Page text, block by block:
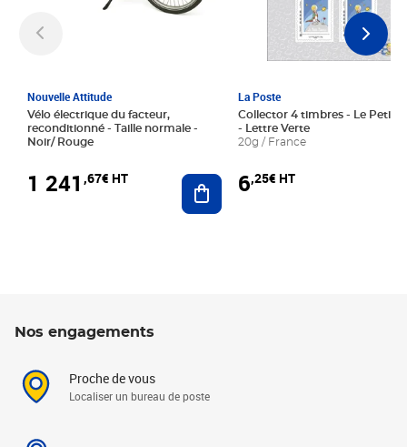
Nouvelle Attitude
Vélo électrique du facteur,
reconditionné - Taille normale -
Noir/ Rouge
1 241 ,67€ HT Ajouter au panier
La Poste
Collector 4 timbres - Le Petit
- Lettre Verte
20g / France
6,25€ HT
Nos engagements
Proche de vous
Localiser un bureau de poste